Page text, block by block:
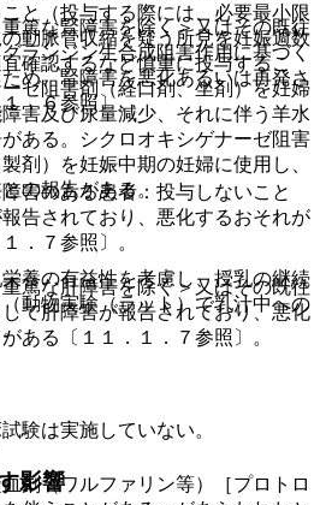
と（投与する際には、必要最小限
動脈管収縮を疑う所見を妊娠週数
確認するなど慎重に投与するこ
ゼ阻害剤（経口剤、坐剤）を妊婦
害及び尿量減少、それに伴う羊水
ある。シクロオキシゲナーゼ阻害
剤）を妊娠中期の妊婦に使用し、
の報告がある。
養の有益性を考慮し、授乳の継続
動物実験（ラット）で乳汁中への
験は実施していない。
影響
篤な腎障害を除く＞又はその既往
ランジン生合成阻害作用に基づく
め、腎障害を悪化あるいは再発さ
．６参照〕。
害のある患者：投与しないこと
報告されており、悪化するおそれが
．７参照〕。
篤な肝障害を除く＞又はその既往
て肝障害が報告されており、悪化
ある〔１１．１．７参照〕。
剤（ワルファリン等）［プロトロ